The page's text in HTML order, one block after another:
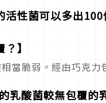
活性菌可以多出100
】
當脆弱。經由巧克
乳酸菌較無包覆的